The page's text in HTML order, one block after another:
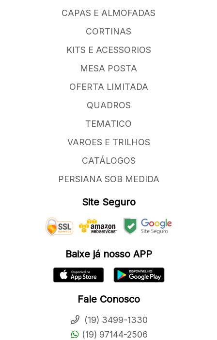
CAPAS E ALMOFADAS
CORTINAS
KITS E ACESSORIOS
MESA POSTA
OFERTA LIMITADA
QUADROS
TEMATICO
VAROES E TRILHOS
CATÁLOGOS
PERSIANA SOB MEDIDA
Site Seguro
Baixe já nosso APP
Fale Conosco
(19) 3499-1330
(19) 97144-2506